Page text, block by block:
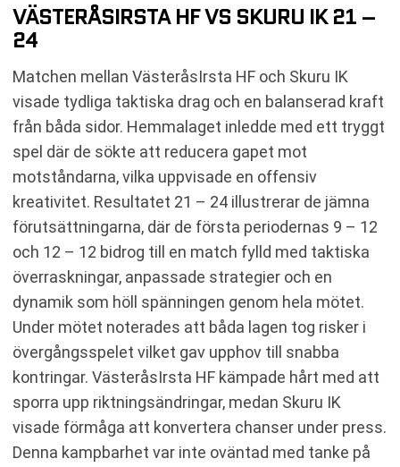
VÄSTERÅSIRSTA HF VS SKURU IK 21 –
24
Matchen mellan VästeråsIrsta HF och Skuru IK
visade tydliga taktiska drag och en balanserad kraft
från båda sidor. Hemmalaget inledde med ett tryggt
spel där de sökte att reducera gapet mot
motståndarna, vilka uppvisade en offensiv
kreativitet. Resultatet 21 – 24 illustrerar de jämna
förutsättningarna, där de första periodernas 9 – 12
och 12 – 12 bidrog till en match fylld med taktiska
överraskningar, anpassade strategier och en
dynamik som höll spänningen genom hela mötet.
Under mötet noterades att båda lagen tog risker i
övergångsspelet vilket gav upphov till snabba
kontringar. VästeråsIrsta HF kämpade hårt med att
sporra upp riktningsändringar, medan Skuru IK
visade förmåga att konvertera chanser under press.
Denna kampbarhet var inte oväntad med tanke på